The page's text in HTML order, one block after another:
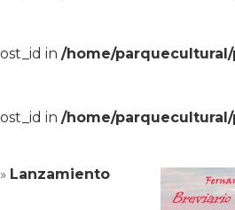
in/home/
in/home/
» Lanzamiento